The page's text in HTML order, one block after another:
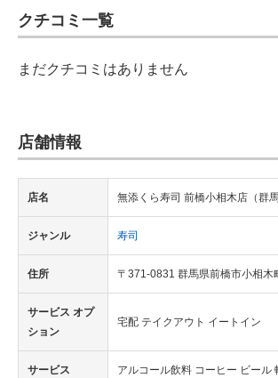
電子設計の基本と応用
ちょっと気になるネットの話題
クチコミ一覧
まだクチコミはありません
店舗情報
店名 無添くら寿司 前橋小相木店（群馬
ジャンル 寿司
住所 〒371-0831 群馬県前橋市小相木
サービス オプ
ション
宅配 テイクアウト イートイン
サービス アルコール飲料 コーヒー ビール